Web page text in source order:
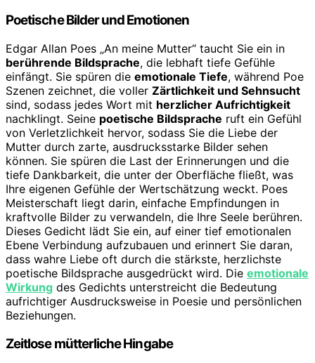
Poetische Bilder und Emotionen
Edgar Allan Poes „An meine Mutter“ taucht Sie ein in
berührende Bildsprache, die lebhaft tiefe Gefühle
einfängt. Sie spüren die emotionale Tiefe, während Poe
Szenen zeichnet, die voller Zärtlichkeit und Sehnsucht
sind, sodass jedes Wort mit herzlicher Aufrichtigkeit
nachklingt. Seine poetische Bildsprache ruft ein Gefühl
von Verletzlichkeit hervor, sodass Sie die Liebe der
Mutter durch zarte, ausdrucksstarke Bilder sehen
können. Sie spüren die Last der Erinnerungen und die
tiefe Dankbarkeit, die unter der Oberfläche fließt, was
Ihre eigenen Gefühle der Wertschätzung weckt. Poes
Meisterschaft liegt darin, einfache Empfindungen in
kraftvolle Bilder zu verwandeln, die Ihre Seele berühren.
Dieses Gedicht lädt Sie ein, auf einer tief emotionalen
Ebene Verbindung aufzubauen und erinnert Sie daran,
dass wahre Liebe oft durch die stärkste, herzlichste
poetische Bildsprache ausgedrückt wird. Die emotionale
Wirkung des Gedichts unterstreicht die Bedeutung
aufrichtiger Ausdrucksweise in Poesie und persönlichen
Beziehungen.
Zeitlose mütterliche Hingabe